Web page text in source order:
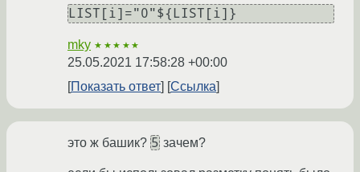
mky ★★★★★
25.05.2021 17:58:28 +00:00
Показать ответ
Ссылка
это ж башик? 5 зачем?